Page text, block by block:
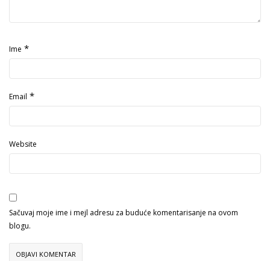
Ime *
Email *
Website
Sačuvaj moje ime i mejl adresu za buduće komentarisanje na ovom
blogu.